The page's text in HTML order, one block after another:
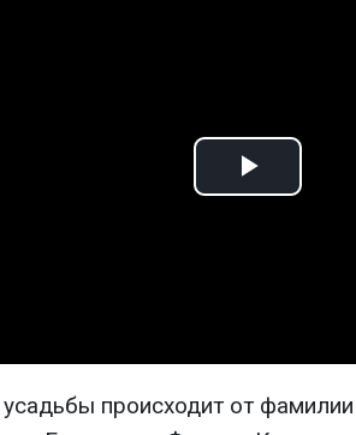
Play
происходит от